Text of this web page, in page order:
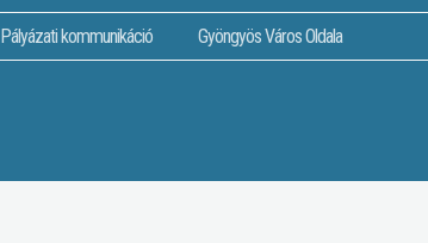
Pályázati kommunikáció Gyöngyös Város Oldala